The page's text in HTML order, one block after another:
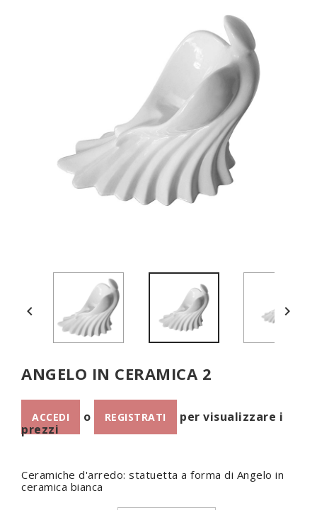
 
ANGELO IN CERAMICA 2
ACCEDI o REGISTRATI
per visualizzare i
prezzi
Ceramiche d'arredo: statuetta a forma di Angelo in
ceramica bianca